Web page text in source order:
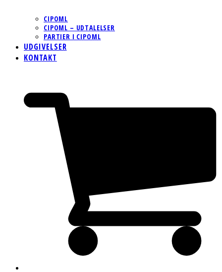
CIPOML
CIPOML – UDTALELSER
PARTIER I CIPOML
UDGIVELSER
KONTAKT